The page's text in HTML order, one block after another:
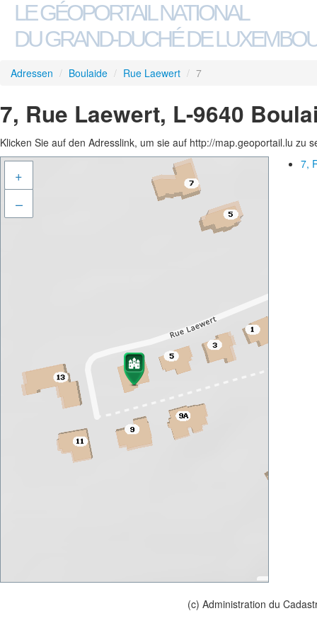
LE GÉOPORTAIL NATIONAL
DU GRAND-DUCHÉ DE
Adressen / Boulaide / Rue Laewert / 7
7, Rue Laewert, L-9640
Klicken Sie auf den Adresslink, um sie auf http://map.geoportail.lu zu
+
–
7,
(c) Administration du